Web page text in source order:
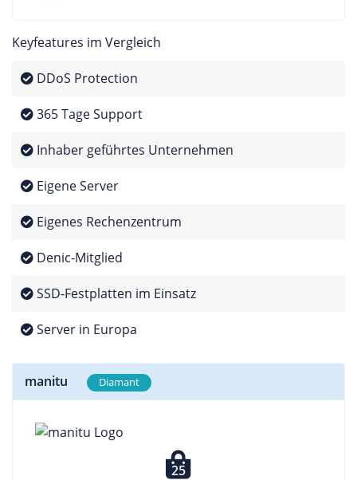
Keyfeatures im Vergleich
DDoS Protection
365 Tage Support
Inhaber geführtes Unternehmen
Eigene Server
Eigenes Rechenzentrum
Denic-Mitglied
SSD-Festplatten im Einsatz
Server in Europa
manitu Diamant
25